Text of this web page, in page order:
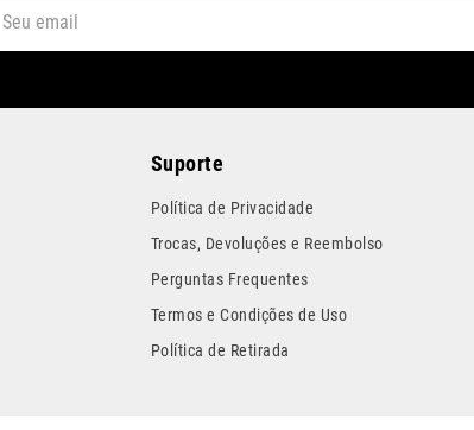
Suporte
Política de Privacidade
Trocas, Devoluções e Reembolso
Perguntas Frequentes
Termos e Condições de Uso
Política de Retirada